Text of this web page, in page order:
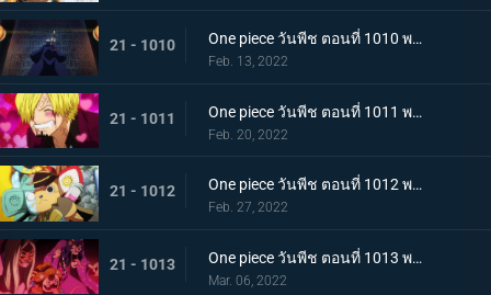
21 - 1010 One piece วันพีช ตอนที่ 1010 พากย์ไทย ทลายอสูรน้ำแข็ง แผนเพลิงของช็อปเปอร์!
Feb. 13, 2022
21 - 1011 One piece วันพีช ตอนที่ 1011 พากย์ไทย ดีก็แย่แล้ว! แมงมุมล่อลวงซันจิ
Feb. 20, 2022
21 - 1012 One piece วันพีช ตอนที่ 1012 พากย์ไทย เดินหมากผิดเกม! เพลิงของนกอมตะมัลโก้
Feb. 27, 2022
21 - 1013 One piece วันพีช ตอนที่ 1013 พากย์ไทย อดีตของยาโมโตะ ชายผู้หมายหัว 4 จักรพรรดิ
Mar. 06, 2022